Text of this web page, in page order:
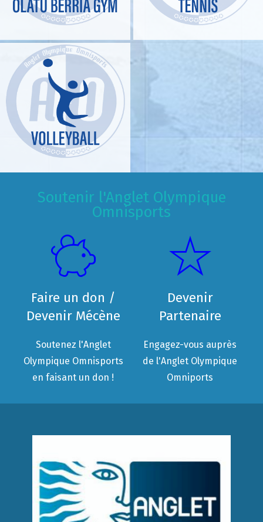
Soutenir l'Anglet Olympique
Omnisports
Faire un don /
Devenir Mécène
Soutenez l'Anglet
Olympique Omnisports
en faisant un don !
Devenir
Partenaire
Engagez-vous auprès
de l'Anglet Olympique
Omniports